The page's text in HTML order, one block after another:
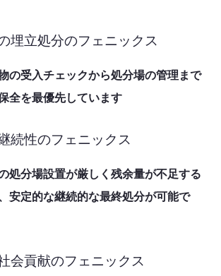
埋立処分のフェニックス
の受入チェックから処分場の管理まで
全を最優先しています
続性のフェニックス
処分場設置が厳しく残余量が不足する
安定的な継続的な最終処分が可能で
会貢献のフェニックス